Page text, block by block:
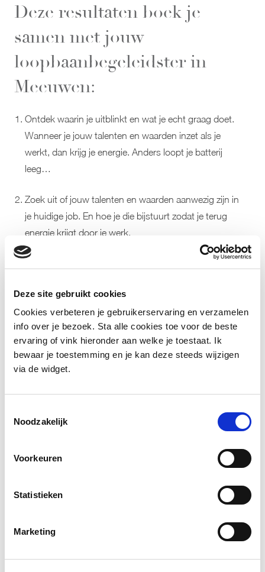
Deze site gebruikt cookies
Cookies verbeteren je gebruikerservaring en verzamelen
info over je bezoek. Sta alle cookies toe voor de beste
ervaring of vink hieronder aan welke je toestaat. Ik
bewaar je toestemming en je kan deze steeds wijzigen
via de widget.
Noodzakelijk
Voorkeuren
Statistieken
Marketing
Deze resultaten boek je
samen met jouw
loopbaanbegeleidster in
Meeuwen:
Ontdek waarin je uitblinkt en wat je echt graag doet.
Wanneer je jouw talenten en waarden inzet als je
werkt, dan krijg je energie. Anders loopt je batterij
leeg…
Zoek uit of jouw talenten en waarden aanwezig zijn in
je huidige job. En hoe je die bijstuurt zodat je terug
energie krijgt door je werk.
Op zoek naar een nieuwe job binnen of buiten je
en ga je gericht op zoek met een helder actieplan.
Zet de eerste stap
Patsy Kerkhofs is jouw
loopbaanbegeleidster in
Meeuwen.
”Vanuit mijn ruime achtergrond in HR, leidinggeven, sales
en communicatie begeleid ik werknemers en zelfstandigen
en link ik de juiste mens aan de juiste job. ‘Jouw